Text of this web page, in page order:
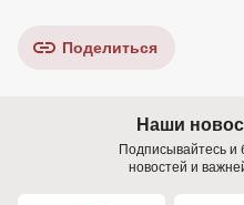
Поделиться
Наши
Подписывайтесь и
новостей и